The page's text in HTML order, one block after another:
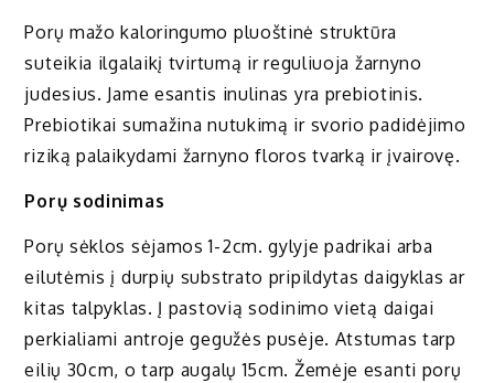
Porų mažo kaloringumo pluoštinė struktūra
suteikia ilgalaikį tvirtumą ir reguliuoja žarnyno
judesius. Jame esantis inulinas yra prebiotinis.
Prebiotikai sumažina nutukimą ir svorio padidėjimo
riziką palaikydami žarnyno floros tvarką ir įvairovę.
Porų sodinimas
Porų sėklos sėjamos 1-2cm. gylyje padrikai arba
eilutėmis į durpių substrato pripildytas daigyklas ar
kitas talpyklas. Į pastovią sodinimo vietą daigai
perkialiami antroje gegužės pusėje. Atstumas tarp
eilių 30cm, o tarp augalų 15cm. Žemėje esanti porų